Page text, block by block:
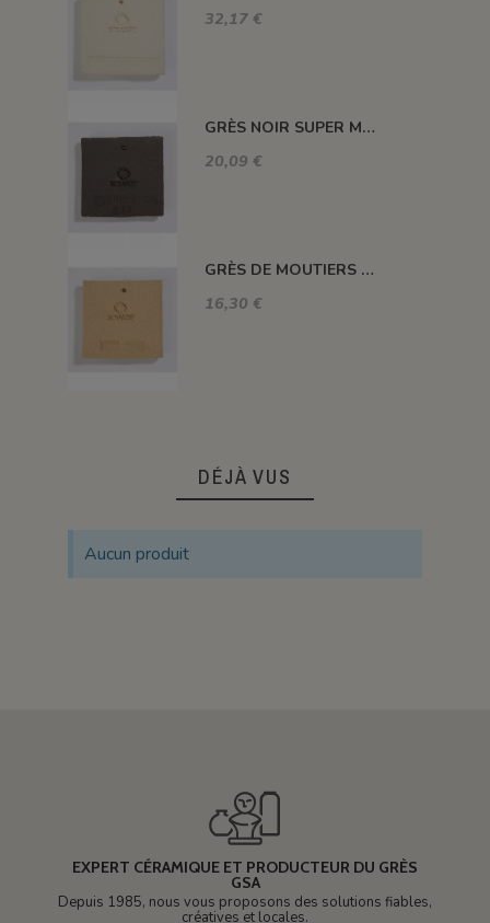
32,17 €
GRÈS NOIR SUPER MANGA CH. 0-1,5 - SUPERMANG0-2 - 12,5 kg
20,09 €
GRÈS DE MOUTIERS CH. 0-05 - GRM05 - 10 kg
16,30 €
DÉJÀ VUS
Aucun produit
EXPERT CÉRAMIQUE ET PRODUCTEUR DU GRÈS
GSA
Depuis 1985, nous vous proposons des solutions fiables,
créatives et locales.